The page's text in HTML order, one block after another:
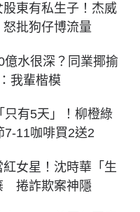
東有私生子！杰威
批狗仔博流量
億水很深？同業揶揄
我輩楷模
只有5天」！柳橙綠
11咖啡買2送2
女星！沈時華「生
捲詐欺案神隱